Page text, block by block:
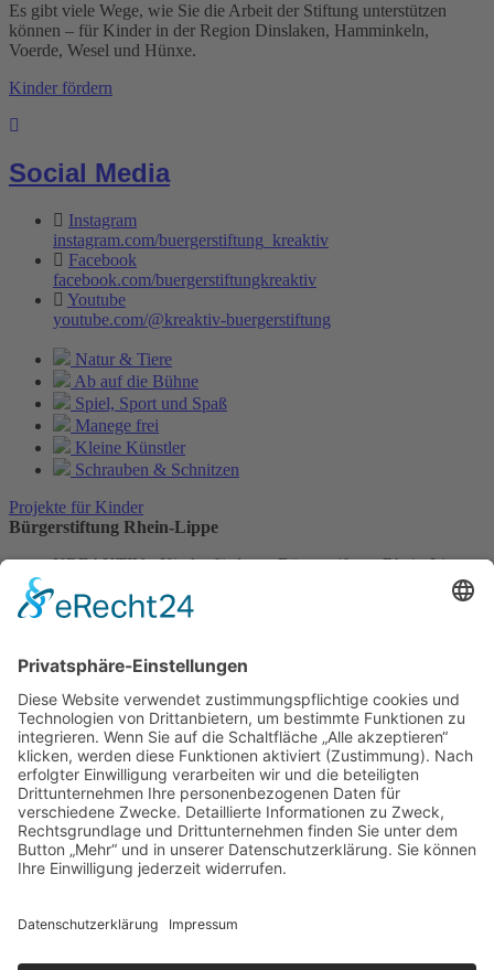
Es gibt viele Wege, wie Sie die Arbeit der Stiftung unterstützen
können – für Kinder in der Region Dinslaken, Hamminkeln,
Voerde, Wesel und Hünxe.
Kinder fördern
Social Media
Instagram
instagram.com/buergerstiftung_kreaktiv
Facebook
facebook.com/buergerstiftungkreaktiv
Youtube
youtube.com/@kreaktiv-buergerstiftung
Natur & Tiere
Ab auf die Bühne
Spiel, Sport und Spaß
Manege frei
Kleine Künstler
Schrauben & Schnitzen
Projekte für Kinder
Bürgerstiftung Rhein-Lippe
KREAKTIV - Kinder fördern - Bürgerstiftung Rhein-Lippe
Raiffeisenstraße 1, 46562 Voerde
Alexa Köhler und Katharina Willemsen
E-Mail:mitmachen@buergerstiftung-rhein-lippe.de
Bankverbindung:
Volksbank Rhein-Lippe eG
Kontoinhaber: KREA(K)TIV - Kinder fördern -
Bürgerstiftung
IBAN: DE83 3566 0599 3001 1060 14
BIC: GENODED1RLW
Kontakt
Datenschutz